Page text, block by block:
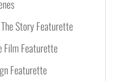
Story Featurette
Film Featurette
Featurette